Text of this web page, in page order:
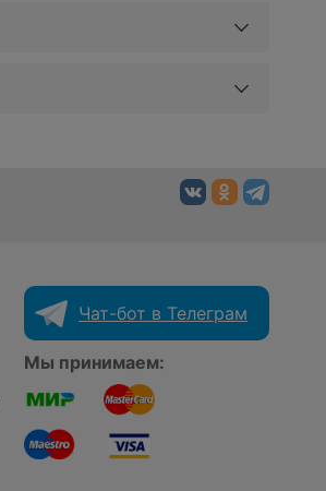
Чат-бот в Телеграм
Мы принимаем: